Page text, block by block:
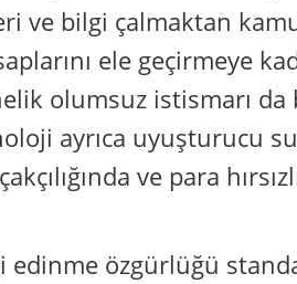
ve bilgi çalmaktan
ele geçirmeye
olumsuz istismarı
ayrıca uyuşturucu
ve para
edinme özgürlüğü